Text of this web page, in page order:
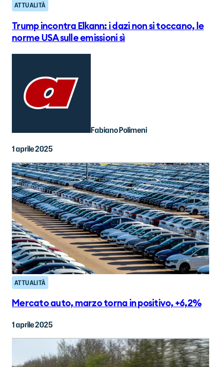
ATTUALITÀ
Trump incontra Elkann: i dazi non si toccano, le
norme USA sulle emissioni sì
Fabiano Polimeni
1 aprile 2025
ATTUALITÀ
Mercato auto, marzo torna in positivo, +6,2%
1 aprile 2025